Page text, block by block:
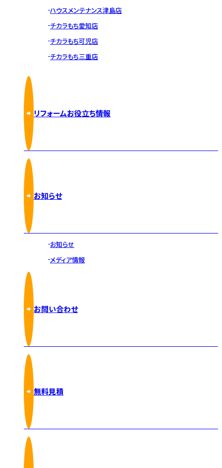
ハウスメンテナンス津島店
チカラもち愛知店
チカラもち可児店
チカラもち三重店
リフォームお役立ち情報
お知らせ
お知らせ
メディア情報
お問い合わせ
無料見積